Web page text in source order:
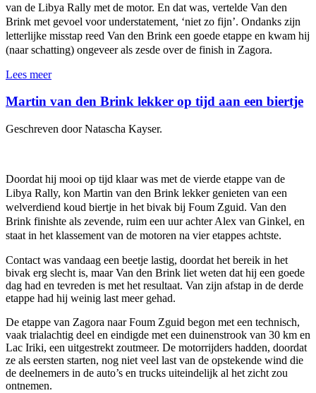
van de Libya Rally met de motor. En dat was, vertelde Van den
Brink met gevoel voor understatement, ‘niet zo fijn’. Ondanks zijn
letterlijke misstap reed Van den Brink een goede etappe en kwam hij
(naar schatting) ongeveer als zesde over de finish in Zagora.
Lees meer
Martin van den Brink lekker op tijd aan een biertje
Geschreven door Natascha Kayser.
Doordat hij mooi op tijd klaar was met de vierde etappe van de
Libya Rally, kon Martin van den Brink lekker genieten van een
welverdiend koud biertje in het bivak bij Foum Zguid. Van den
Brink finishte als zevende, ruim een uur achter Alex van Ginkel, en
staat in het klassement van de motoren na vier etappes achtste.
Contact was vandaag een beetje lastig, doordat het bereik in het
bivak erg slecht is, maar Van den Brink liet weten dat hij een goede
dag had en tevreden is met het resultaat. Van zijn afstap in de derde
etappe had hij weinig last meer gehad.
De etappe van Zagora naar Foum Zguid begon met een technisch,
vaak trialachtig deel en eindigde met een duinenstrook van 30 km en
Lac Iriki, een uitgestrekt zoutmeer. De motorrijders hadden, doordat
ze als eersten starten, nog niet veel last van de opstekende wind die
de deelnemers in de auto’s en trucks uiteindelijk al het zicht zou
ontnemen.